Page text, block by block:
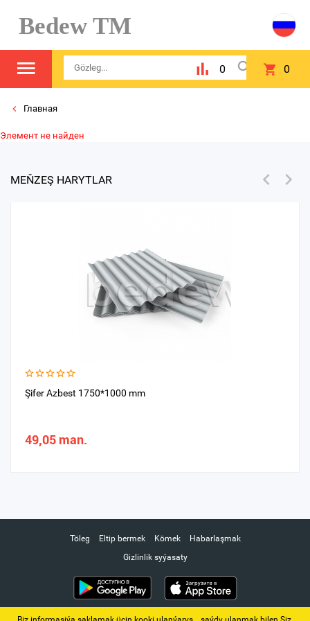
Bedew TM
0 0
Главная
Элемент не найден
MEŇZEŞ HARYTLAR
Şifer Azbest 1750*1000 mm
49,05 man.
Töleg Eltip bermek Kömek
Habarlaşmak
Gizlinlik syýasaty